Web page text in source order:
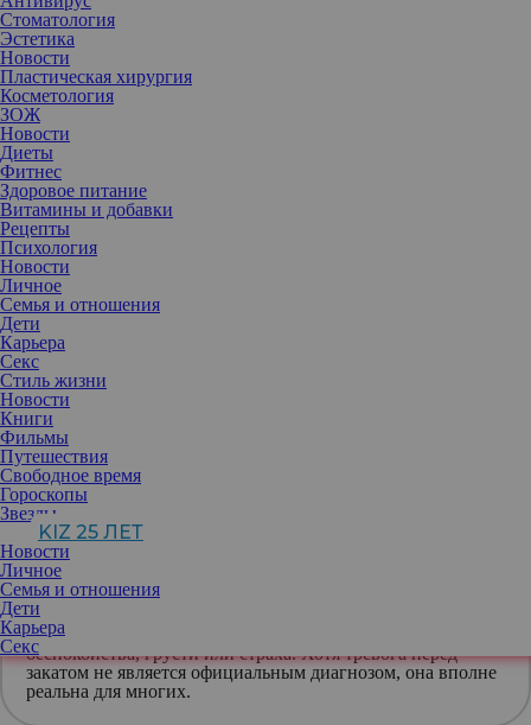
Стоматология
Эстетика
Новости
Пластическая хирургия
Косметология
ЗОЖ
Новости
Диеты
Фитнес
Здоровое питание
Витамины и добавки
Рецепты
Психология
Новости
Личное
Семья и отношения
Дети
Карьера
Секс
Стиль жизни
Новости
Книги
Фильмы
Путешествия
Свободное время
Гороскопы
Звезды
KIZ 25 ЛЕТ
Новости
Личное
Семья и отношения
Дети
Карьера
Секс
С приближением вечера вас одолевает беспокойство и тревога?
Узнайте, как справиться с этим состоянием и обрести гармонию
с наступлением сумерек.
Тревога перед закатом
которое испытывают многие люди, когда день переходит в
ночь. Это чувство может проявляться в виде
беспокойства, грусти или страха. Хотя тревога перед
закатом не является официальным диагнозом, она вполне
реальна для многих.